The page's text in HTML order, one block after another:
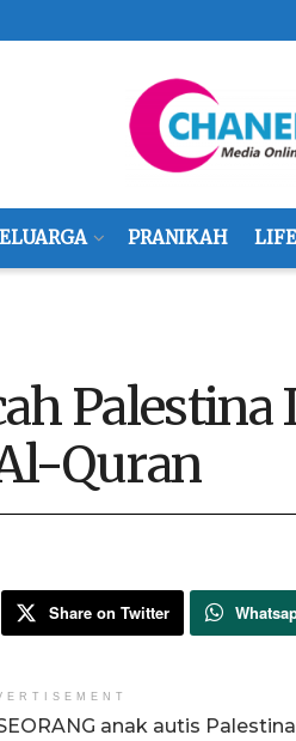
PRANIKAH
Palestina
Quran
Share on Twitter
anak autis